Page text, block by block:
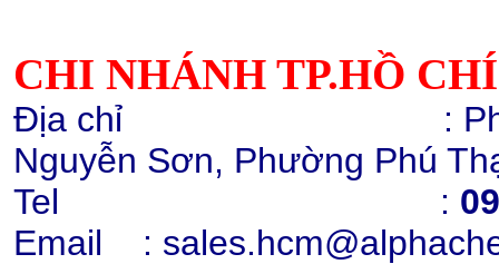
Hạt nhựa PC 2407, 2807
010131 (trắng điện)
Chi tiết Mua hàng
CHI NHÁNH TP.HỒ
Địa chỉ : Phòng
Nguyễn Sơn, Phường Phú
Tel :
Email
: